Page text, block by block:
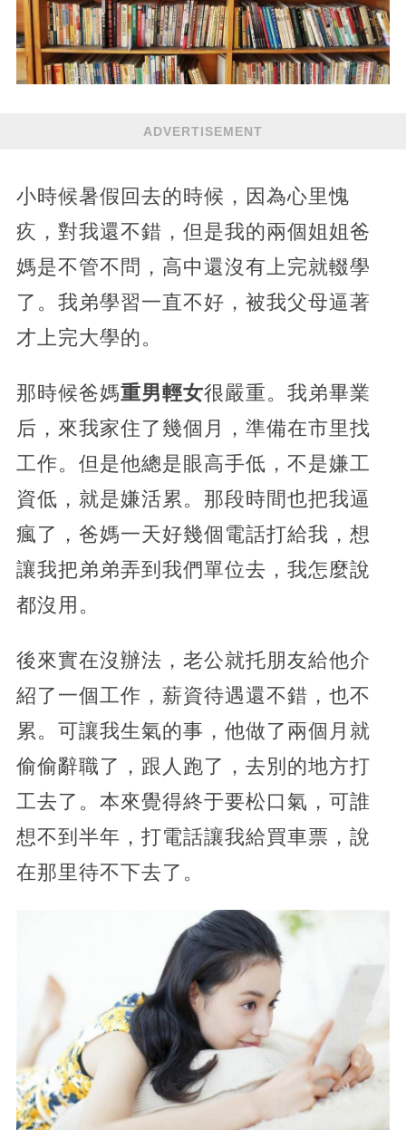
ADVERTISEMENT
小時候暑假回去的時候，因為心里愧
疚，對我還不錯，但是我的兩個姐姐爸
媽是不管不問，高中還沒有上完就輟學
了。我弟學習一直不好，被我父母逼著
才上完大學的。
那時候爸媽重男輕女很嚴重。我弟畢業
后，來我家住了幾個月，準備在市里找
工作。但是他總是眼高手低，不是嫌工
資低，就是嫌活累。那段時間也把我逼
瘋了，爸媽一天好幾個電話打給我，想
讓我把弟弟弄到我們單位去，我怎麼說
都沒用。
後來實在沒辦法，老公就托朋友給他介
紹了一個工作，薪資待遇還不錯，也不
累。可讓我生氣的事，他做了兩個月就
偷偷辭職了，跟人跑了，去別的地方打
工去了。本來覺得終于要松口氣，可誰
想不到半年，打電話讓我給買車票，說
在那里待不下去了。